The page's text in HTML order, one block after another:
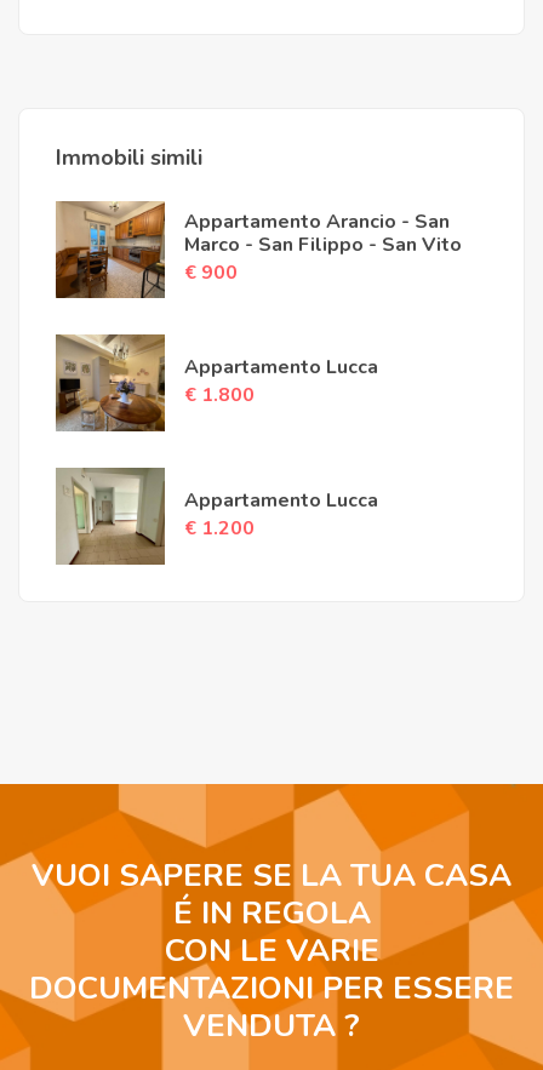
Immobili simili
Appartamento Arancio - San
Marco - San Filippo - San Vito
€ 900
Appartamento Lucca
€ 1.800
Appartamento Lucca
€ 1.200
VUOI SAPERE SE LA TUA CASA
É IN REGOLA
CON LE VARIE
DOCUMENTAZIONI PER ESSERE
VENDUTA ?